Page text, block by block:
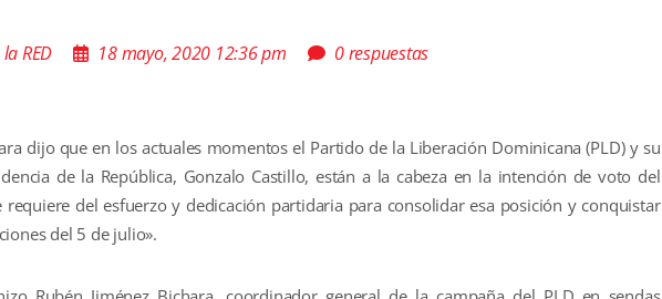
RED 18 mayo, 2020 12:36 pm 0 respuestas
dijo que en los actuales momentos el Partido de la Liberación Dominicana (PLD) y su
de la República, Gonzalo Castillo, están a la cabeza en la intención de voto del
requiere del esfuerzo y dedicación partidaria para consolidar esa posición y conquistar
del 5 de julio».